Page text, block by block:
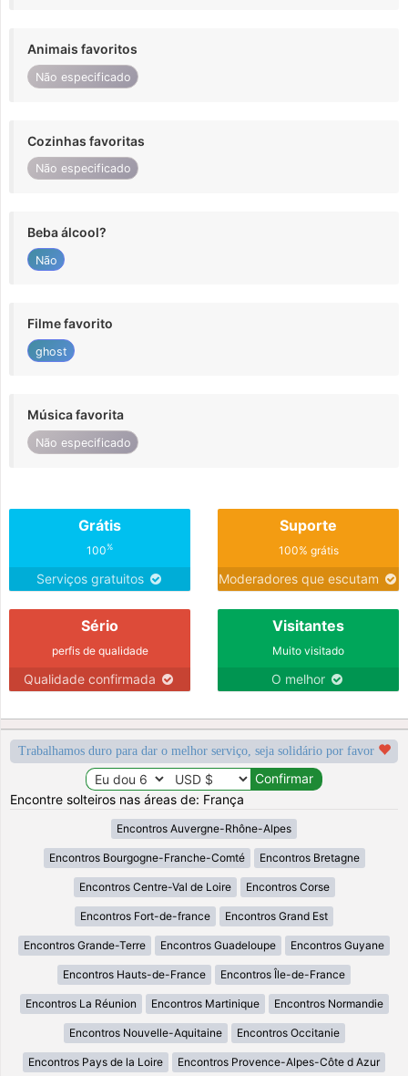
Animais favoritos
Não especificado
Cozinhas favoritas
Não especificado
Beba álcool?
Não
Filme favorito
ghost
Música favorita
Não especificado
Grátis
100%
Serviços gratuitos
Suporte
100% grátis
Moderadores que escutam
Sério
perfis de qualidade
Qualidade confirmada
Visitantes
Muito visitado
O melhor
Trabalhamos duro para dar o melhor serviço, seja solidário por favor
Encontre solteiros nas áreas de: França
Encontros Auvergne-Rhône-Alpes
Encontros Bourgogne-Franche-Comté Encontros Bretagne
Encontros Centre-Val de Loire Encontros Corse
Encontros Fort-de-france Encontros Grand Est
Encontros Grande-Terre Encontros Guadeloupe Encontros Guyane
Encontros Hauts-de-France Encontros Île-de-France
Encontros La Réunion Encontros Martinique Encontros Normandie
Encontros Nouvelle-Aquitaine Encontros Occitanie
Encontros Pays de la Loire Encontros Provence-Alpes-Côte d Azur